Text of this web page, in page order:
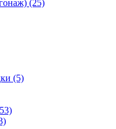
(25)
(5)